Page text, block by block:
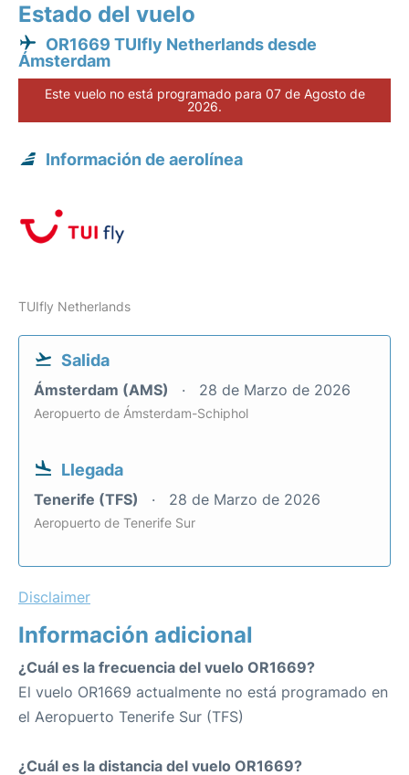
Estado del vuelo
OR1669 TUIfly Netherlands desde
Ámsterdam
Este vuelo no está programado para 07 de Agosto de
2026.
Información de aerolínea
TUIfly Netherlands
Salida
Ámsterdam (AMS) 28 de Marzo de 2026
Aeropuerto de Ámsterdam-Schiphol
Llegada
Tenerife (TFS) 28 de Marzo de 2026
Aeropuerto de Tenerife Sur
Disclaimer
Información adicional
¿Cuál es la frecuencia del vuelo OR1669?
El vuelo OR1669 actualmente no está programado en
el Aeropuerto Tenerife Sur (TFS)
¿Cuál es la distancia del vuelo OR1669?